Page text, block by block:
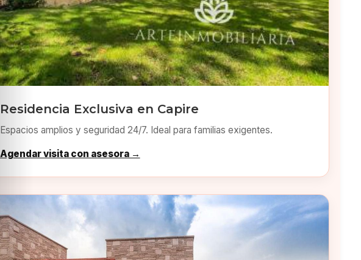
Residencia Exclusiva en Capire
Espacios amplios y seguridad 24/7. Ideal para familias exigentes.
Agendar visita con asesora →